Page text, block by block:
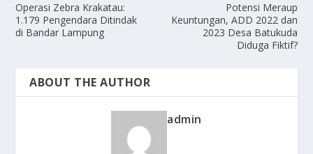
Operasi Zebra Krakatau:
1.179 Pengendara Ditindak
di Bandar Lampung
Potensi Meraup
Keuntungan, ADD 2022 dan
2023 Desa Batukuda
Diduga Fiktif?
ABOUT THE AUTHOR
admin